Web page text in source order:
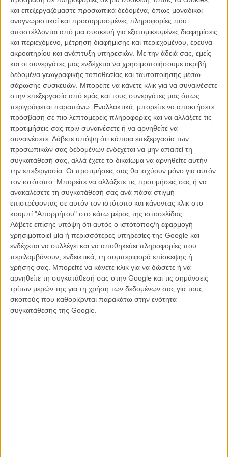
και επεξεργαζόμαστε προσωπικά δεδομένα, όπως μοναδικοί
αναγνωριστικοί και προσαρμοσμένες πληροφορίες που
αποστέλλονται από μια συσκευή για εξατομικευμένες διαφημίσεις
και περιεχόμενο, μέτρηση διαφήμισης και περιεχομένου, έρευνα
ακροατηρίου και ανάπτυξη υπηρεσιών. Με την άδειά σας, εμείς
και οι συνεργάτες μας ενδέχεται να χρησιμοποιήσουμε ακριβή
δεδομένα γεωγραφικής τοποθεσίας και ταυτοποίησης μέσω
σάρωσης συσκευών. Μπορείτε να κάνετε κλικ για να συναινέσετε
στην επεξεργασία από εμάς και τους συνεργάτες μας όπως
περιγράφεται παραπάνω. Εναλλακτικά, μπορείτε να αποκτήσετε
πρόσβαση σε πιο λεπτομερείς πληροφορίες και να αλλάξετε τις
προτιμήσεις σας πριν συναινέσετε ή να αρνηθείτε να
συναινέσετε. Λάβετε υπόψη ότι κάποια επεξεργασία των
προσωπικών σας δεδομένων ενδέχεται να μην απαιτεί τη
συγκατάθεσή σας, αλλά έχετε το δικαίωμα να αρνηθείτε αυτήν
την επεξεργασία. Οι προτιμήσεις σας θα ισχύουν μόνο για αυτόν
τον ιστότοπο. Μπορείτε να αλλάξετε τις προτιμήσεις σας ή να
ανακαλέσετε τη συγκατάθεσή σας ανά πάσα στιγμή
επιστρέφοντας σε αυτόν τον ιστότοπο και κάνοντας κλικ στο
κουμπί "Απορρήτου" στο κάτω μέρος της ιστοσελίδας.
Λάβετε επίσης υπόψη ότι αυτός ο ιστότοπος/η εφαρμογή
χρησιμοποιεί μία ή περισσότερες υπηρεσίες της Google και
ενδέχεται να συλλέγει και να αποθηκεύει πληροφορίες που
περιλαμβάνουν, ενδεικτικά, τη συμπεριφορά επίσκεψης ή
χρήσης σας. Μπορείτε να κάνετε κλικ για να δώσετε ή να
αρνηθείτε τη συγκατάθεσή σας στην Google και τις σημάνσεις
τρίτων μερών της για τη χρήση των δεδομένων σας για τους
σκοπούς που καθορίζονται παρακάτω στην ενότητα
συγκατάθεσης της Google.
ιδέες των Πράτσετ και Γκέιμαν πάντα λειτουργούν καλύτερα στο
χαρτί για το οποίο και γράφτηκαν, όμως 6 σπαρταριστές ωρίτσες
εκεί λίγο πριν το τέλος του κόσμου είναι ιδανική πρόταση για αυτό
το καλοκαίρι.
Tuca & Bertie
Αδικοχαμένο animation του Netflix που μοιάζει με ξαδερφάκι του